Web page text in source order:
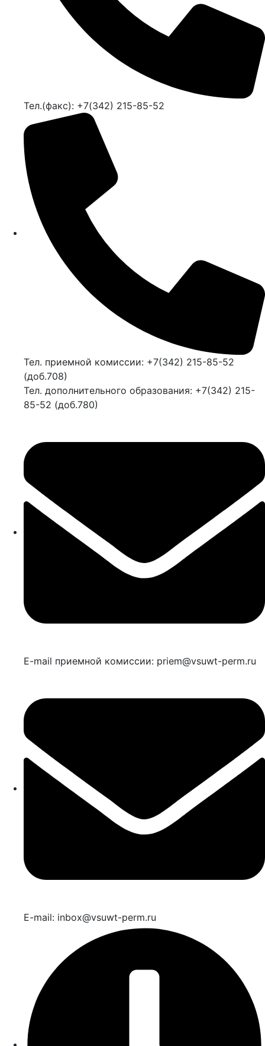
Тел.(факс): +7(342) 215-85-52
Тел. приемной комиссии: +7(342) 215-85-52
(доб.708)
Тел. дополнительного образования: +7(342) 215-
85-52 (доб.780)
E-mail приемной комиссии: priem@vsuwt-perm.ru
E-mail: inbox@vsuwt-perm.ru